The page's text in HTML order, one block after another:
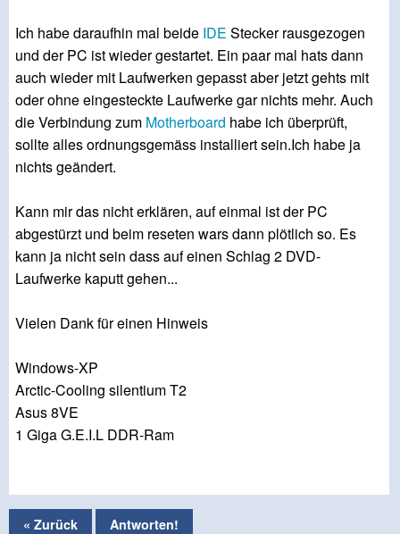
Ich habe daraufhin mal beide IDE Stecker rausgezogen
und der PC ist wieder gestartet. Ein paar mal hats dann
auch wieder mit Laufwerken gepasst aber jetzt gehts mit
oder ohne eingesteckte Laufwerke gar nichts mehr. Auch
die Verbindung zum Motherboard habe ich überprüft,
sollte alles ordnungsgemäss installiert sein.Ich habe ja
nichts geändert.
Kann mir das nicht erklären, auf einmal ist der PC
abgestürzt und beim reseten wars dann plötlich so. Es
kann ja nicht sein dass auf einen Schlag 2 DVD-
Laufwerke kaputt gehen...
Vielen Dank für einen Hinweis
Windows-XP
Arctic-Cooling silentium T2
Asus 8VE
1 Giga G.E.I.L DDR-Ram
« Zurück Antworten!